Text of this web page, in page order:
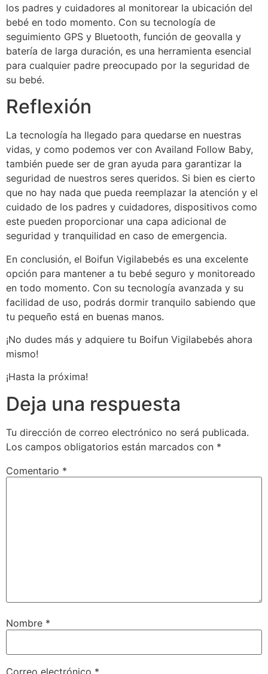
los padres y cuidadores al monitorear la ubicación del
bebé en todo momento. Con su tecnología de
seguimiento GPS y Bluetooth, función de geovalla y
batería de larga duración, es una herramienta esencial
para cualquier padre preocupado por la seguridad de
su bebé.
Reflexión
La tecnología ha llegado para quedarse en nuestras
vidas, y como podemos ver con Availand Follow Baby,
también puede ser de gran ayuda para garantizar la
seguridad de nuestros seres queridos. Si bien es cierto
que no hay nada que pueda reemplazar la atención y el
cuidado de los padres y cuidadores, dispositivos como
este pueden proporcionar una capa adicional de
seguridad y tranquilidad en caso de emergencia.
En conclusión, el Boifun Vigilabebés es una excelente
opción para mantener a tu bebé seguro y monitoreado
en todo momento. Con su tecnología avanzada y su
facilidad de uso, podrás dormir tranquilo sabiendo que
tu pequeño está en buenas manos.
¡No dudes más y adquiere tu Boifun Vigilabebés ahora
mismo!
¡Hasta la próxima!
Deja una respuesta
Tu dirección de correo electrónico no será publicada.
Los campos obligatorios están marcados con *
Comentario *
Nombre *
Correo electrónico *